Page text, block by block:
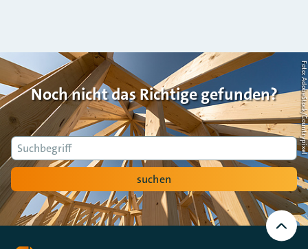
Noch nicht das Richtige gefunden?
Suche
suchen
Foto: AdobeStock/Countrypixel
Nach
oben
Scrollen